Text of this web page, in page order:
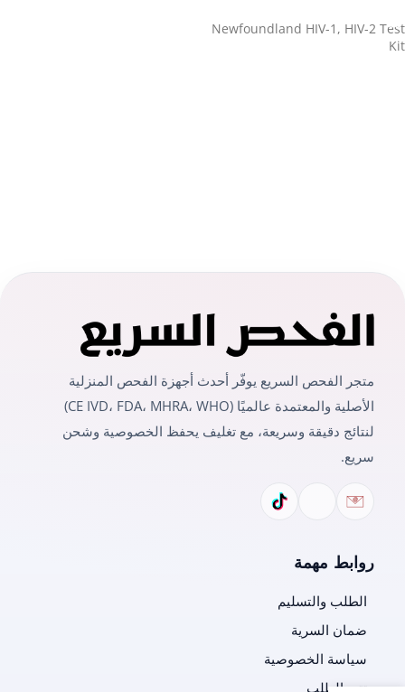
Newfoundland HIV-1, HIV-2 Test
Kit
متجر الفحص السريع يوفّر أحدث أجهزة الفحص المنزلية
الأصلية والمعتمدة عالميًا (CE IVD، FDA، MHRA، WHO)
لنتائج دقيقة وسريعة، مع تغليف يحفظ الخصوصية وشحن
سريع.
روابط مهمة
الطلب والتسليم
ضمان السرية
سياسة الخصوصية
تتبع الطلب